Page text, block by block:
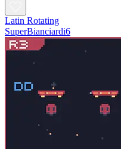
Latin Rotating
SuperBianciardi6